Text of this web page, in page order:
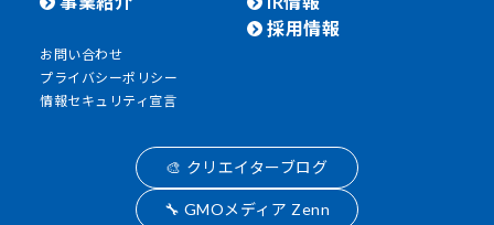
採用情報
お問い合わせ
プライバシーポリシー
情報セキュリティ宣言
🎨 クリエイターブログ
🔧 GMOメディア Zenn